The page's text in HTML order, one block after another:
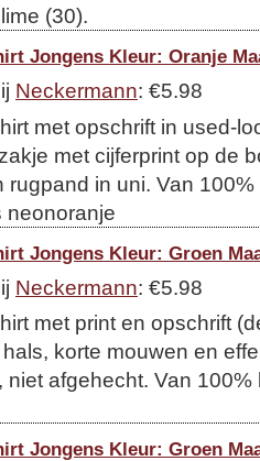
(30).
Jongens Kleur: Oranje
Neckermann: €5.98
met opschrift in used-
met cijferprint op de
rugpand in uni. Van
neonoranje
Jongens Kleur: Groen
Neckermann: €5.98
met print en opschrift
korte mouwen en
afgehecht. Van 100%
Jongens Kleur: Groen